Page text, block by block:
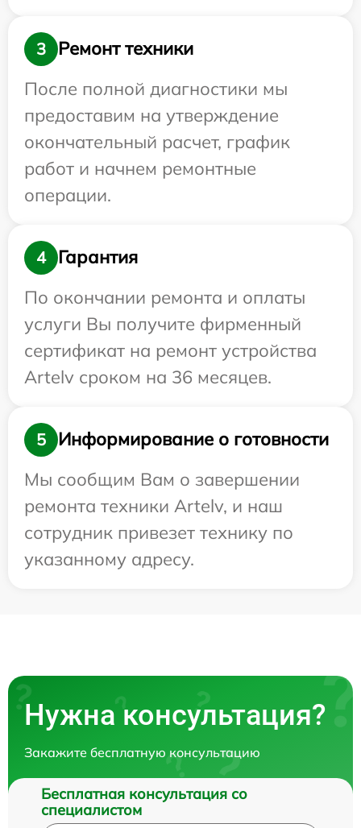
3
Ремонт техники
После полной диагностики мы
предоставим на утверждение
окончательный расчет, график
работ и начнем ремонтные
операции.
4
Гарантия
По окончании ремонта и оплаты
услуги Вы получите фирменный
сертификат на ремонт устройства
Artelv сроком на 36 месяцев.
5
Информирование о готовности
Мы сообщим Вам о завершении
ремонта техники Artelv, и наш
сотрудник привезет технику по
указанному адресу.
Нужна консультация?
Закажите бесплатную консультацию
Бесплатная консультация со
специалистом